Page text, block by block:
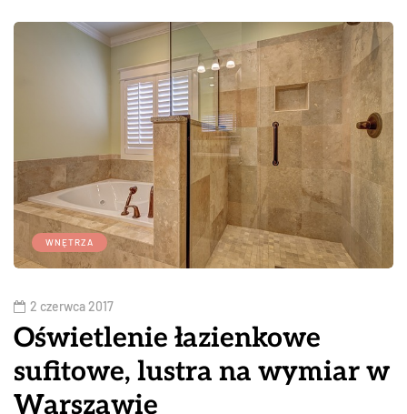
WNĘTRZA
2 czerwca 2017
Oświetlenie łazienkowe
sufitowe, lustra na wymiar w
Warszawie